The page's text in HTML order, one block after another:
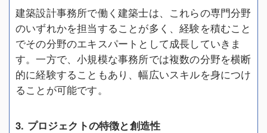
建築設計事務所で働く建築士は、これらの専門分野
のいずれかを担当することが多く、経験を積むこと
でその分野のエキスパートとして成長していきま
す。一方で、小規模な事務所では複数の分野を横断
的に経験することもあり、幅広いスキルを身につけ
ることが可能です。
3. プロジェクトの特徴と創造性